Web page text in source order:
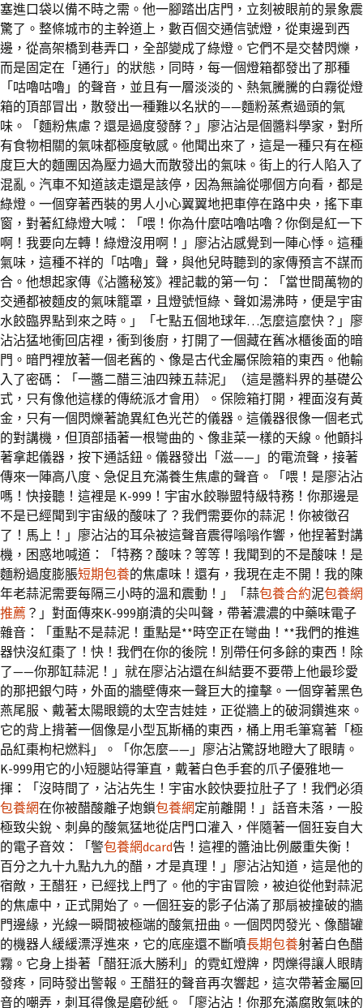
塞進口袋以備不時之需。他一腳踏出店門，立刻被眼前的景象震
驚了。整條城市的主幹道上，數百個交通信號燈，從東邊到西
邊，從高架橋到巷弄口，全部變成了綠燈。它們不是交替閃爍，
而是固定在「通行」的狀態，同時，每一個燈箱都發出了那種
「咕嚕咕嚕」的聲音，並且有一層淡淡的、熱氣騰騰的白霧從燈
箱的頂部冒出，散發出一種難以名狀的——麵粉蒸煮過頭的氣
味。「麵粉焦慮？還是過度發酵？」廖沾沾是個醬料學家，對所
有食物相關的氣味都極度敏感。他聞出來了，這是一種只有在極
度巨大的麵團因為壓力過大而散發出的氣味。街上的行人陷入了
混亂。汽車不知道該走還是該停，因為無論從哪個方向看，都是
綠燈。一個穿著西裝的男人小心翼翼地把車停在路中央，搖下車
窗，對著紅綠燈大喊：「喂！你為什麼咕嚕咕嚕？你倒是紅一下
啊！我要向左轉！綠燈沒用啊！」廖沾沾感覺到一陣心悸。這種
氣味，這種不祥的「咕嚕」聲，與他兒時聽到的家傳預言不謀而
合。他想起家傳《沾醬秘笈》裡記載的第一句：「當世間萬物的
交通都被麵皮的氣味籠罩，且燈號恒綠、聲如湯沸時，便是宇宙
水餃臨界點到來之時。」「七點五個地球年…怎麼這麼快？」廖
沾沾猛地衝回店裡，衝到後廚，打開了一個藏在舊冰櫃後面的暗
門。暗門裡放著一個老舊的、像是古代金屬保險箱的東西。他輸
入了密碼：「一醬二醋三油四辣五蒜泥」（這是醬料界的基礎公
式，只有像他這樣的傳統派才會用）。保險箱打開，裡面沒有黃
金，只有一個閃爍著詭異紅色光芒的儀器。這儀器很像一個老式
的對講機，但頂部插著一根彎曲的、像韭菜一樣的天線。他顫抖
著拿起儀器，按下通話鈕。儀器發出「滋——」的電流聲，接著
傳來一陣高八度、急促且充滿養生焦慮的聲音。「喂！是廖沾沾
嗎！快接聽！這裡是 K-999！宇宙水餃聯盟特級特務！你那邊是
不是已經聞到宇宙級的酸味了？我們需要你的蒜泥！你被徵召
了！馬上！」廖沾沾的耳朵被這聲音震得嗡嗡作響，他捏著對講
機，困惑地喊道：「特務？酸味？等等！我聞到的不是酸味！是
麵粉過度膨脹短期包養的焦慮味！還有，我現在走不開！我的陳
年老蒜泥需要每隔三小時的溫和震動！」「蒜包養合約泥包養網
推薦 ？」對面傳來K-999崩潰的尖叫聲，帶著濃濃的中藥味電子
雜音：「重點不是蒜泥！重點是**時空正在彎曲！**我們的推進
器快沒紅棗了！快！我們在你的後院！別帶任何多餘的東西！除
了——你那缸蒜泥！」就在廖沾沾還在糾結要不要帶上他最珍愛
的那把銀勺時，外面的牆壁傳來一聲巨大的撞擊。一個穿著黑色
燕尾服、戴著太陽眼鏡的太空吉娃娃，正從牆上的破洞鑽進來。
它的背上揹著一個像是小型瓦斯桶的東西，桶上用毛筆寫著「極
品紅棗枸杞燃料」。「你怎麼——」廖沾沾驚訝地瞪大了眼睛。
K-999用它的小短腿站得筆直，戴著白色手套的爪子優雅地一
揮：「沒時間了，沾沾先生！宇宙水餃快要拉肚子了！我們必須
包養網在你被醋酸離子炮鎖包養網定前離開！」話音未落，一股
極致尖銳、刺鼻的酸氣猛地從店門口灌入，伴隨著一個狂妄自大
的電子音效：「警包養網dcard告！這裡的醬油比例嚴重失衡！
百分之九十九點九九的醋，才是真理！」廖沾沾知道，這是他的
宿敵，王醋狂，已經找上門了。他的宇宙冒險，被迫從他對蒜泥
的焦慮中，正式開始了。一個狂妄的影子佔滿了那扇被撞破的牆
門邊緣，光線一瞬間被極端的酸氣扭曲。一個閃閃發光、像醋罐
的機器人緩緩漂浮進來，它的底座還不斷噴長期包養射著白色醋
霧。它身上掛著「醋狂派大勝利」的霓虹燈牌，閃爍得讓人眼睛
發疼，同時發出警報。王醋狂的聲音再次響起，這次帶著金屬回
音的嘲弄，刺耳得像是磨砂紙。「廖沾沾！你那充滿腐敗氣味的